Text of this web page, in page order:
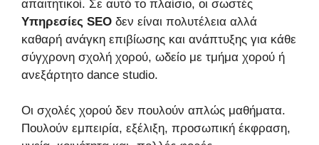
απαιτητικοί. Σε αυτό το πλαίσιο, οι σωστές
Υπηρεσίες SEO δεν είναι πολυτέλεια αλλά
καθαρή ανάγκη επιβίωσης και ανάπτυξης για κάθε
σύγχρονη σχολή χορού, ωδείο με τμήμα χορού ή
ανεξάρτητο dance studio.
Οι σχολές χορού δεν πουλούν απλώς μαθήματα.
Πουλούν εμπειρία, εξέλιξη, προσωπική έκφραση,